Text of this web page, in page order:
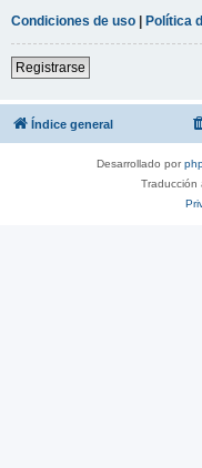
Condiciones de uso | Política
Registrarse
Índice general
Desarrollado por
Traducción